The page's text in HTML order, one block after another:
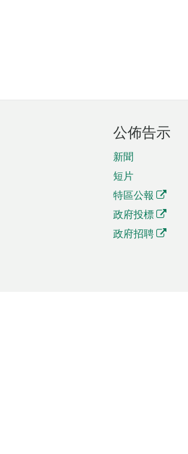
公佈告示
新聞
短片
特區公報
政府投標
政府招聘